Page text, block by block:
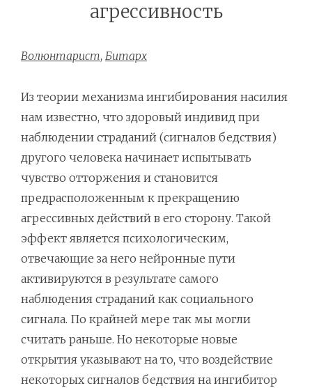
агрессивность
Волюнтарист, Битарх
Из теории механизма ингибирования насилия
нам известно, что здоровый индивид при
наблюдении страданий (сигналов бедствия)
другого человека начинает испытывать
чувство отторжения и становится
предрасположенным к прекращению
агрессивных действий в его сторону. Такой
эффект является психологическим,
отвечающие за него нейронные пути
активируются в результате самого
наблюдения страданий как социального
сигнала. По крайней мере так мы могли
считать раньше. Но некоторые новые
открытия указывают на то, что воздействие
некоторых сигналов бедствия на ингибитор